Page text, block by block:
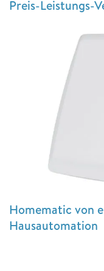
Preis-Leistungs-
Homematic von
Hausautomation